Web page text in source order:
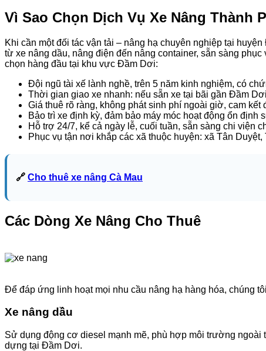
Vì Sao Chọn Dịch Vụ Xe Nâng Thành
Khi cần một đối tác vận tải – nâng hạ chuyên nghiệp tại
từ xe nâng dầu, nâng điện đến nâng container, sẵn sàng
chọn hàng đầu tại khu vực Đầm Dơi:
Đội ngũ tài xế lành nghề, trên 5 năm kinh nghiệm, có
Thời gian giao xe nhanh: nếu sẵn xe tại bãi gần Đầm
Giá thuê rõ ràng, không phát sinh phí ngoài giờ, cam kết
Bảo trì xe định kỳ, đảm bảo máy móc hoạt động ổn định
Hỗ trợ 24/7, kể cả ngày lễ, cuối tuần, sẵn sàng chi viện
Phục vụ tận nơi khắp các xã thuộc huyện: xã Tân
🔗 Cho thuê xe nâng Cà Mau
Các Dòng Xe Nâng Cho Thuê
Để đáp ứng linh hoạt mọi nhu cầu nâng hạ hàng hóa, chúng
Xe nâng dầu
Sử dụng động cơ diesel mạnh mẽ, phù hợp môi trường ngoài
dựng tại Đầm Dơi.